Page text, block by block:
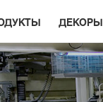
ДЕКОРЫ